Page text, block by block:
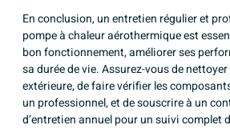
En conclusion, un entretien régulier et
pompe à chaleur aérothermique est
bon fonctionnement, améliorer ses
sa durée de vie. Assurez-vous de
extérieure, de faire vérifier les
un professionnel, et de souscrire à un
d’entretien annuel pour un suivi complet